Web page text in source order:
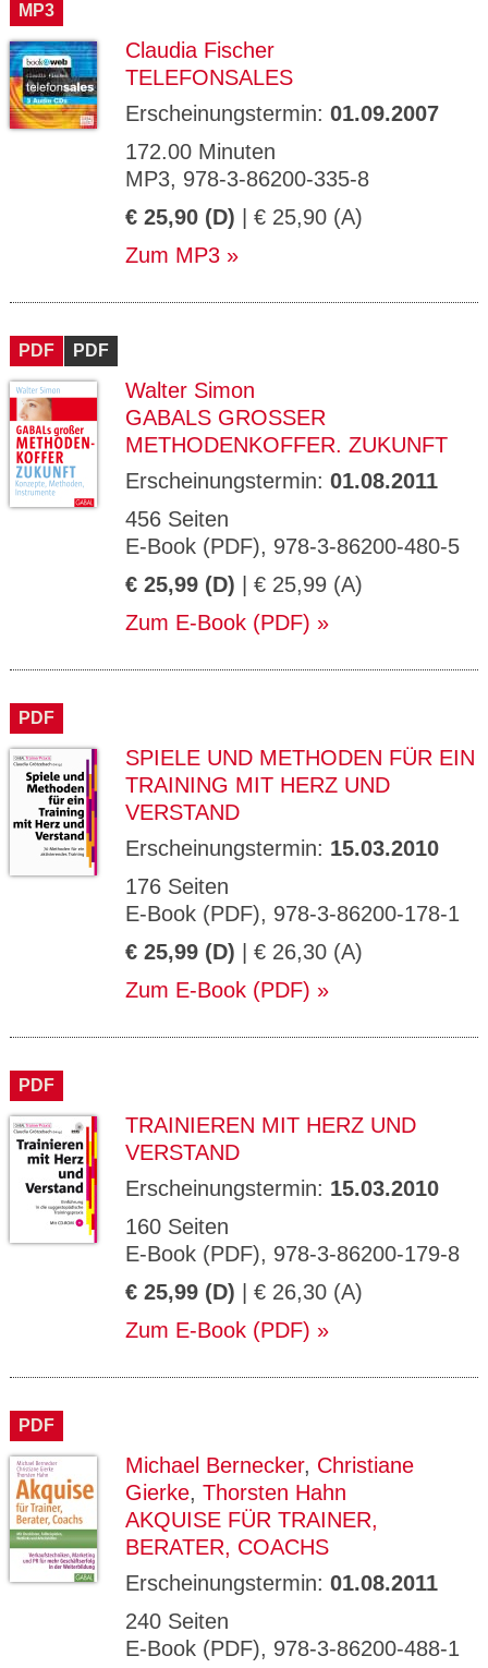
MP3
Claudia Fischer
TELEFONSALES
Erscheinungstermin: 01.09.2007
172.00 Minuten
MP3, 978-3-86200-335-8
€ 25,90 (D) | € 25,90 (A)
Zum MP3
PDF PDF
Walter Simon
GABALS GROSSER M
ETHODENKOFFER. ZUKUNFT
Erscheinungstermin: 01.08.2011
456 Seiten
E-Book (PDF), 978-3-86200-480-5
€ 25,99 (D) | € 25,99 (A)
Zum E-Book (PDF)
PDF
SPIELE UND METHODEN FÜR EIN
TRAINING MIT HERZ UND
VERSTAND
Erscheinungstermin: 15.03.2010
176 Seiten
E-Book (PDF), 978-3-86200-178-1
€ 25,99 (D) | € 26,30 (A)
Zum E-Book (PDF)
PDF
TRAINIEREN MIT HERZ UND
VERSTAND
Erscheinungstermin: 15.03.2010
160 Seiten
E-Book (PDF), 978-3-86200-179-8
€ 25,99 (D) | € 26,30 (A)
Zum E-Book (PDF)
PDF
Michael Bernecker, Christiane
Gierke, Thorsten Hahn
AKQUISE FÜR TRAINER,
BERATER, COACHS
Erscheinungstermin: 01.08.2011
240 Seiten
E-Book (PDF), 978-3-86200-488-1